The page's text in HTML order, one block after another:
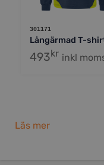
301171
493kr inkl
På många
Läs mer